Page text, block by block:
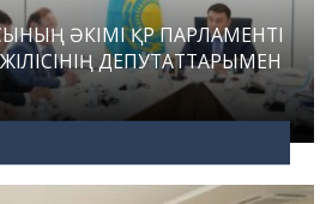
ӘКІМІ ҚР ПАРЛАМЕНТІ
ДЕПУТАТТАРЫМЕН